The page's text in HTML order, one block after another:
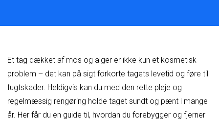
Et tag dækket af mos og alger er ikke kun et kosmetisk
problem – det kan på sigt forkorte tagets levetid og føre til
fugtskader. Heldigvis kan du med den rette pleje og
regelmæssig rengøring holde taget sundt og pænt i mange
år. Her får du en guide til, hvordan du forebygger og fjerner